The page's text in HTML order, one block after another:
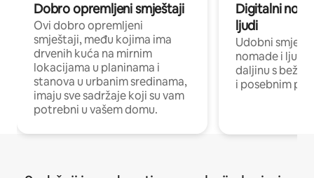
Dobro opremljeni smještaji
Ovi dobro opremljeni
smještaji, među kojima ima
drvenih kuća na mirnim
lokacijama u planinama i
stanova u urbanim sredinama,
imaju sve sadržaje koji su vam
potrebni u vašem domu.
Digitalni
ljudi
Udobni
nomade i ljude
daljinu s
i posebnim